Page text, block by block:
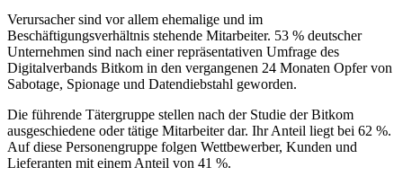
Verursacher sind vor allem ehemalige und im
Beschäftigungsverhältnis stehende Mitarbeiter. 53 % deutscher
Unternehmen sind nach einer repräsentativen Umfrage des
Digitalverbands Bitkom in den vergangenen 24 Monaten Opfer von
Sabotage, Spionage und Datendiebstahl geworden.
Die führende Tätergruppe stellen nach der Studie der Bitkom
ausgeschiedene oder tätige Mitarbeiter dar. Ihr Anteil liegt bei 62 %.
Auf diese Personengruppe folgen Wettbewerber, Kunden und
Lieferanten mit einem Anteil von 41 %.